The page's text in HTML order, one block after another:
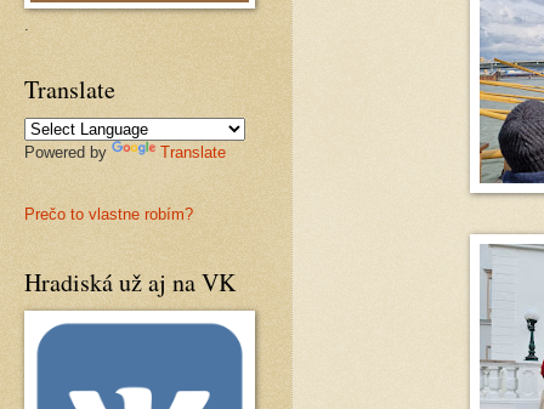
Translate
Powered by Translate
Prečo to vlastne robím?
Hradiská už aj na VK